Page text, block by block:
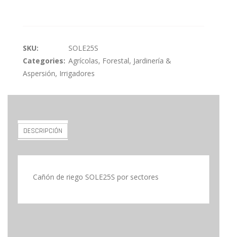
SKU:
SOLE25S
Categories: Agrícolas, Forestal, Jardinería &
Aspersión, Irrigadores
DESCRIPCIÓN
Cañón de riego SOLE25S por sectores